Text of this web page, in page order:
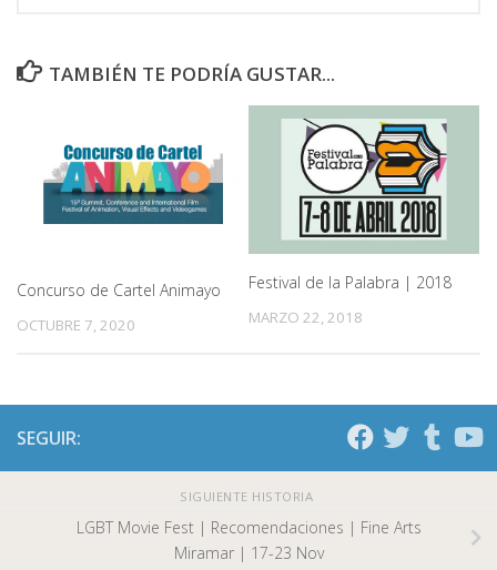
TAMBIÉN TE PODRÍA GUSTAR...
Concurso de Cartel Animayo
OCTUBRE 7, 2020
Festival de la Palabra | 2018
MARZO 22, 2018
SEGUIR:
SIGUIENTE HISTORIA
LGBT Movie Fest | Recomendaciones | Fine Arts
Miramar | 17-23 Nov